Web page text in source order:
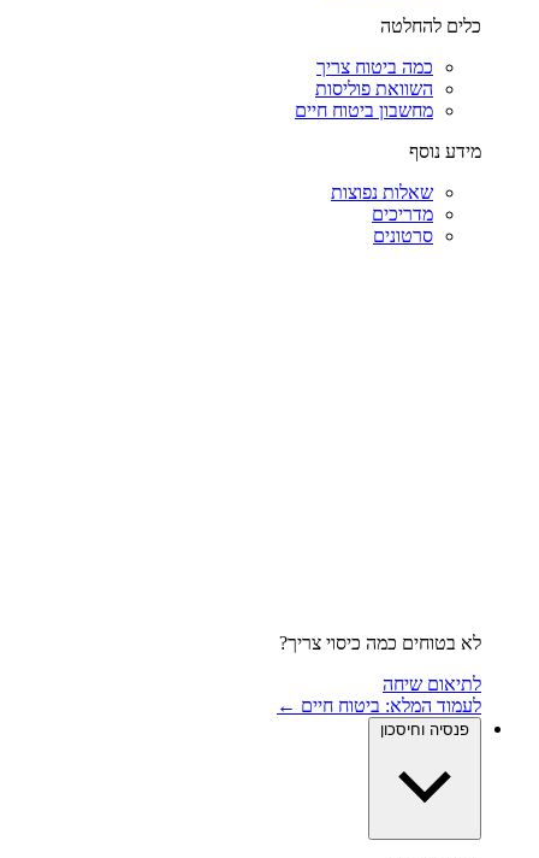
כלים להחלטה
כמה ביטוח צריך
השוואת פוליסות
מחשבון ביטוח חיים
מידע נוסף
שאלות נפוצות
מדריכים
סרטונים
לא בטוחים כמה כיסוי צריך?
לתיאום שיחה
לעמוד המלא: ביטוח חיים ←
פנסיה וחיסכון